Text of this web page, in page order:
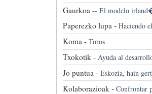
Gaurkoa -- El modelo
Paperezko lupa - Haciendo
Koma - Toros
Txokotik - Ayuda al
Jo puntua - Eskozia, hain
Kolaborazioak - Confrontar